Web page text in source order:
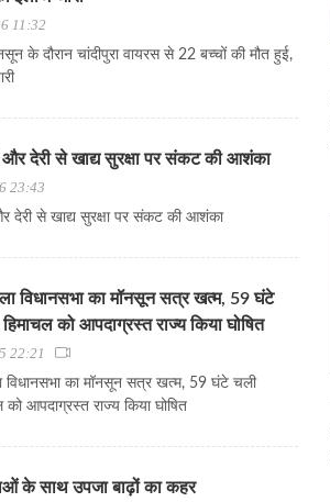
11:32
के दौरान चांदीपुरा वायरस से 22 बच्चों की मौत हुई,
देरी से खाद्य सुरक्षा पर संकट की आशंका
23:43
देरी से खाद्य सुरक्षा पर संकट की आशंका
विधानसभा का मॉनसून सत्र खत्म, 59 घंटे
हिमाचल को आपदाग्रस्त राज्य किया घोषित
22:21
विधानसभा का मॉनसून सत्र खत्म, 59 घंटे चली
को आपदाग्रस्त राज्य किया घोषित
के साथ उपजा बाढ़ों का कहर